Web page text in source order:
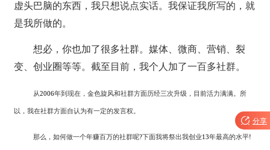
虚头巴脑的东西，我只想说点实话。我保证我所写的，就
是我所做的。
想必，你也加了很多社群。媒体、微商、营销、裂
变、创业圈等等。截至目前，我个人加了一百多社群。
从2006年到现在，金色旋风和社群方面历经三次升级，目前活力满满。所
以，我在社群方面自认为有一定的发言权。
那么，如何做一个年赚百万的社群呢?下面我将祭出我创业13年最高的水平!
 分享